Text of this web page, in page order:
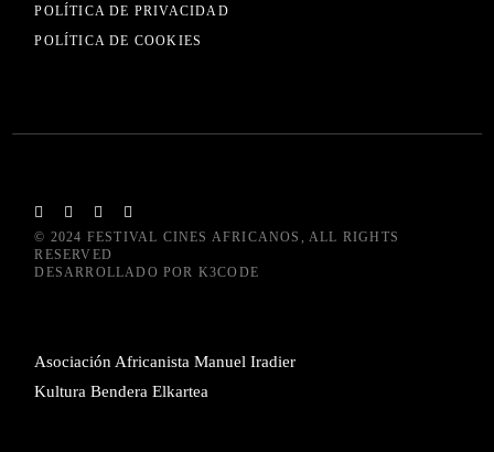
POLÍTICA DE PRIVACIDAD
POLÍTICA DE COOKIES
© 2024 FESTIVAL CINES AFRICANOS , ALL RIGHTS
RESERVED
DESARROLLADO POR K3CODE
Asociación Africanista Manuel Iradier
Kultura Bendera Elkartea